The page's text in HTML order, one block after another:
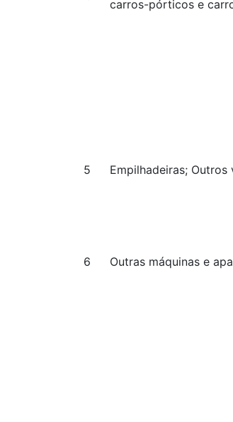
carros-pórticos e
5
Empilhadeiras;
6
Outras máquinas e